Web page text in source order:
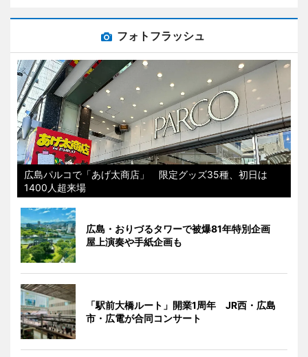
フォトフラッシュ
広島パルコで「あげ太商店」 限定グッズ35種、初日は
1400人超来場
広島・おりづるタワーで被爆81年特別企画
屋上演奏や手紙企画も
「駅前大橋ルート」開業1周年 JR西・広島
市・広電が合同コンサート